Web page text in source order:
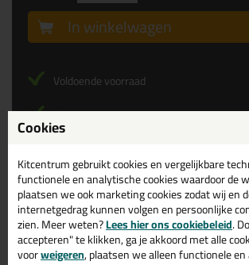
17,95 per stuk
(21,72incl. BTW )
In winkelwagen
Voldoende voorraad
Alleen online beschikbaar
Levertijd controleren...
Gratisbezorging vanaf 75,-
Cookies
Kitcentrum gebruikt cookies en vergelijkbare
functionele en analytische cookies waardoor de
plaatsen we ook marketing cookies zodat wij en
internetgedrag kunnen volgen en persoonlijke
zien. Meer weten?Lees hier ons cookiebeleid.
accepteren" te klikken, ga je akkoord met alle
voorweigeren, plaatsen we alleen functionele